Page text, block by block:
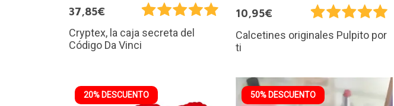
37,85€
Cryptex, la caja secreta del
Código Da Vinci
10,95€
Calcetines originales Pulpito por
ti
20% DESCUENTO 50% DESCUENTO